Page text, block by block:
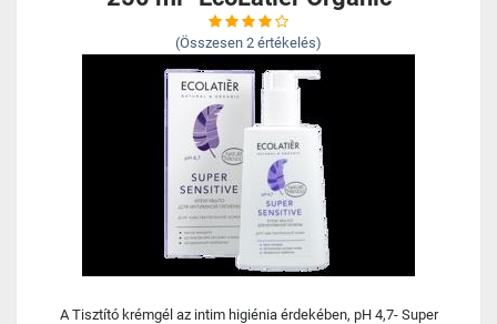
(Összesen 2 értékelés)
A Tisztító krémgél az intim higiénia érdekében, pH 4,7- Super